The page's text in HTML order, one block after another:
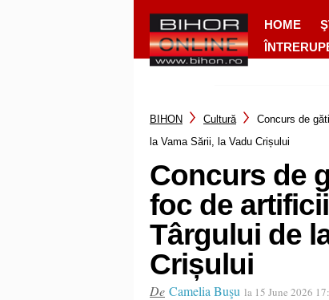
HOME
BIHON Cultură
Concurs de
la Vama Sării, la Vadu Crișului
Concurs de
foc de
Târgului de
Crișului
De Camelia Buşu la 15 June 2026